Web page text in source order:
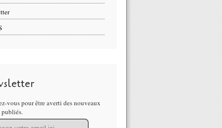
vous pour être averti des nouveaux